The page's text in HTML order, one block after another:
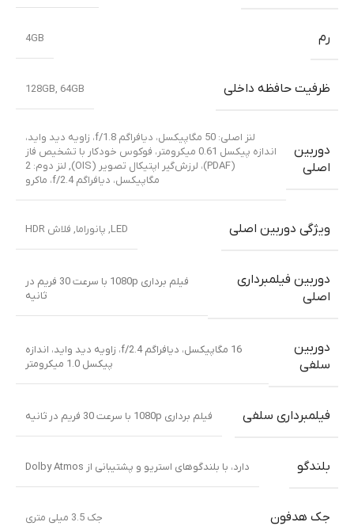
رم 4GB
ظرفیت حافظه داخلی 128GB, 64GB
دوربین
اصلی
لنز اصلی: 50 مگاپیکسل، دیافراگم f/1.8، زاویه دید واید،
اندازه پیکسل 0.61 میکرومتر، فوکوس خودکار با تشخیص فاز
(PDAF)، لرزش‌گیر اپتیکال تصویر (OIS)
,
لنز دوم: 2
مگاپیکسل، دیافراگم f/2.4، ماکرو
ویژگی دوربین اصلی LED
, پانوراما, فلاش HDR
دوربین فیلمبرداری
اصلی
فیلم برداری 1080p با سرعت 30 فریم در
ثانیه
دوربین
سلفی
16 مگاپیکسل، دیافراگم f/2.4، زاویه دید واید، اندازه
پیکسل 1.0 میکرومتر
فیلمبرداری سلفی فیلم برداری 1080p با سرعت 30 فریم در ثانیه
بلندگو دارد، با بلندگوهای استریو و پشتیبانی از Dolby Atmos
جک هدفون جک 3.5 میلی متری